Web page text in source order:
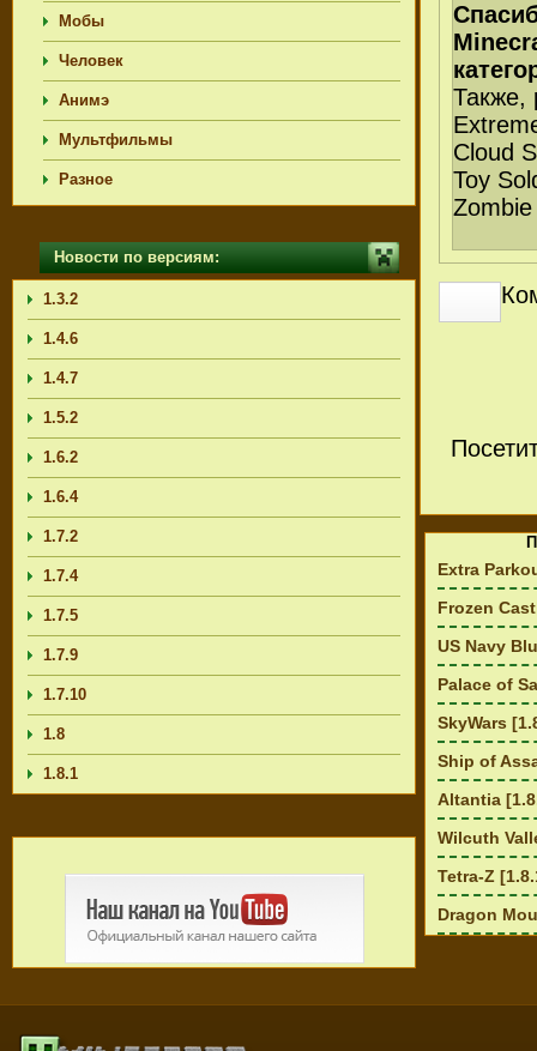
Мобы
Человек
Анимэ
Мультфильмы
Разное
Новости по версиям:
1.3.2
1.4.6
1.4.7
1.5.2
1.6.2
1.6.4
1.7.2
1.7.4
1.7.5
1.7.9
1.7.10
1.8
1.8.1
Также,
Cloud
Toy
Extra
Frozen
US Navy
Palace of
SkyWars
Ship of
Altantia
Wilcuth
Tetra-Z
Dragon